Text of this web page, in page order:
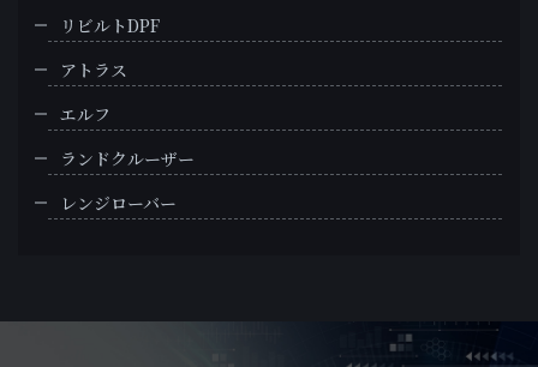
リビルトDPF
アトラス
エルフ
ランドクルーザー
レンジローバー